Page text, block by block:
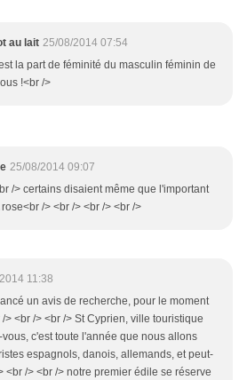
au lait 25/08/2014 07:54
la part de féminité du masculin féminin de
!<br />
25/08/2014 09:07
/> certains disaient même que l'important
/> <br /> <br /> <br />
11:38
un avis de recherche, pour le moment
> <br /> <br /> St Cyprien, ville touristique
c'est toute l'année que nous allons
espagnols, danois, allemands, et peut-
<br /> <br /> notre premier édile se réserve